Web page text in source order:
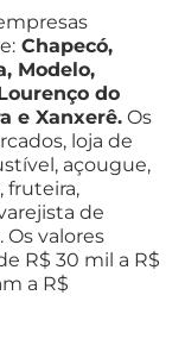
Chapecó,
Modelo,
do
e Xanxerê. Os
loja de
açougue,
fruteira,
de
valores
R$ 30 mil a R$
a R$